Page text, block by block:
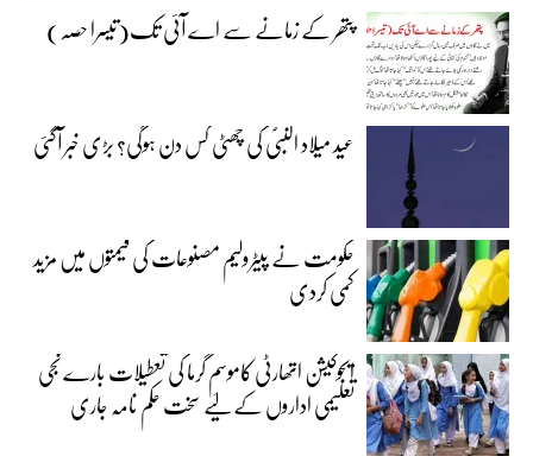
پتھر کے زمانے سے اے آئی تک(تیسرا حصہ)
عید میلاد النبیؐ کی چھٹی کس دن ہوگی؟ بڑی خبر آگئی
حکومت نے پیٹرولیم مصنوعات کی قیمتوں میں مزید
کمی کردی
ایجوکیشن اتھارٹی کاموسمِ گرما کی تعطیلات بارے نجی
تعلیمی اداروں کے لیے سخت حکم نامہ جاری